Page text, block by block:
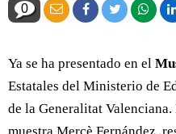
0
Ya se ha presentado en el
Estatales del Ministerio de
de la Generalitat